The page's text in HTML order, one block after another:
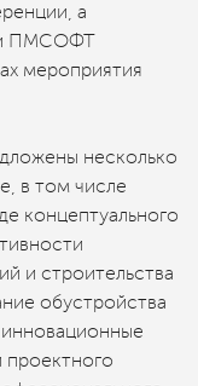
а
ПМСОФТ
мероприятия
несколько
в том числе
концептуального
и строительства
обустройства
проектного